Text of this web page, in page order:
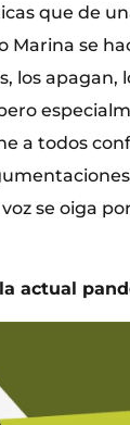
que de
Marina se
los apagan,
a todos
se oiga
actual